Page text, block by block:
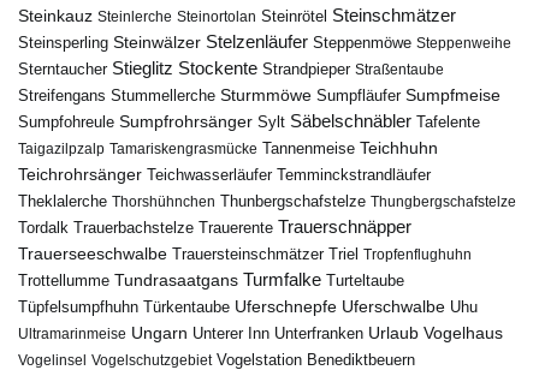
Steinkauz Steinlerche Steinortolan Steinrötel Steinschmätzer
Steinsperling Steinwälzer Stelzenläufer Steppenmöwe Steppenweihe
Sterntaucher Stieglitz Stockente Strandpieper Straßentaube
Streifengans Stummellerche Sturmmöwe Sumpfläufer Sumpfmeise
Sumpfohreule Sumpfrohrsänger Sylt Säbelschnäbler Tafelente
Taigazilpzalp Tamariskengrasmücke Tannenmeise Teichhuhn
Teichrohrsänger Teichwasserläufer Temminckstrandläufer
Theklalerche Thorshühnchen Thunbergschafstelze Thungbergschafstelze
Tordalk Trauerbachstelze Trauerente Trauerschnäpper
Trauerseeschwalbe Trauersteinschmätzer Triel Tropfenflughuhn
Trottellumme Tundrasaatgans Turmfalke Turteltaube
Tüpfelsumpfhuhn
Türkentaube Uferschnepfe Uferschwalbe Uhu
Ultramarinmeise Ungarn Unterer Inn Unterfranken Urlaub Vogelhaus
Vogelinsel Vogelschutzgebiet Vogelstation Benediktbeuern